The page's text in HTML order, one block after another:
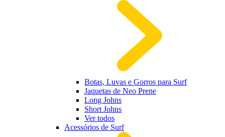
Botas, Luvas e Gorros para Surf
Jaquetas de Neo Prene
Long Johns
Short Johns
Ver todos
Acessórios de Surf